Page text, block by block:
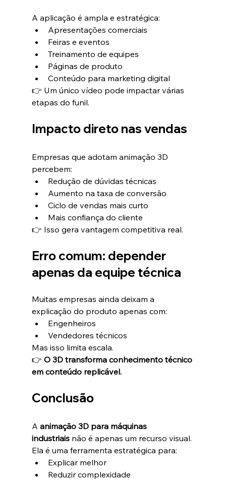
A aplicação é ampla e estratégica:
Apresentações comerciais
Feiras e eventos
Treinamento de equipes
Páginas de produto
Conteúdo para marketing digital
👉 Um único vídeo pode impactar várias
etapas do funil.
Impacto direto nas vendas
Empresas que adotam animação 3D
percebem:
Redução de dúvidas técnicas
Aumento na taxa de conversão
Ciclo de vendas mais curto
Mais confiança do cliente
👉 Isso gera vantagem competitiva real.
Erro comum: depender
apenas da equipe técnica
Muitas empresas ainda deixam a
explicação do produto apenas com:
Engenheiros
Vendedores técnicos
Mas isso limita escala.
👉 O 3D transforma conhecimento técnico
em conteúdo replicável.
Conclusão
A animação 3D para máquinas
industriais não é apenas um recurso visual.
Ela é uma ferramenta estratégica para:
Explicar melhor
Reduzir complexidade